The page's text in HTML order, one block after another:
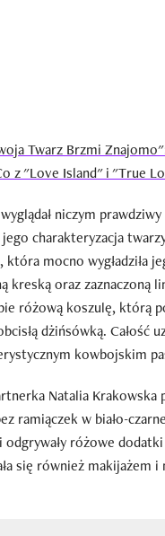
Twarz Brzmi
z "Love Island" i "True
wyglądał niczym
jego charakteryzacja
która mocno wygładziła
kreską oraz zaznaczoną
różową koszulę, którą
dżińsówką. Całość
kowbojskim
Natalia Krakowska
ramiączek w biało-
różowe
się również makijażem